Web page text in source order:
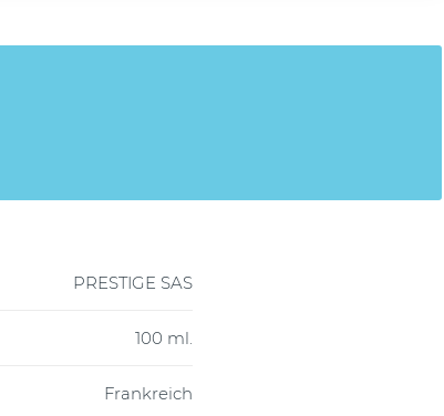
PRESTIGE SAS
100 ml.
Frankreich